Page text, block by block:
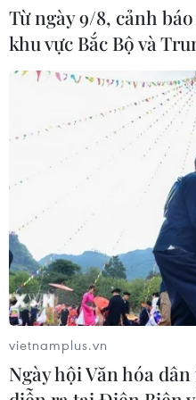
CELAC lần đầu tổ chức
các ứng cử viên Tổng
hợp quốc
04/08/2026 23:08
Mỹ trục xuất gần 1,5
cư trái phép trong 12
04/08/2026 22:43
Động đất tại Venezuela:
thiệt mạng đã tăng lên
người
Từ ngày 9/8, cảnh
khu vực Bắc Bộ và
vietnamplus.vn
Ngày hội Văn hóa